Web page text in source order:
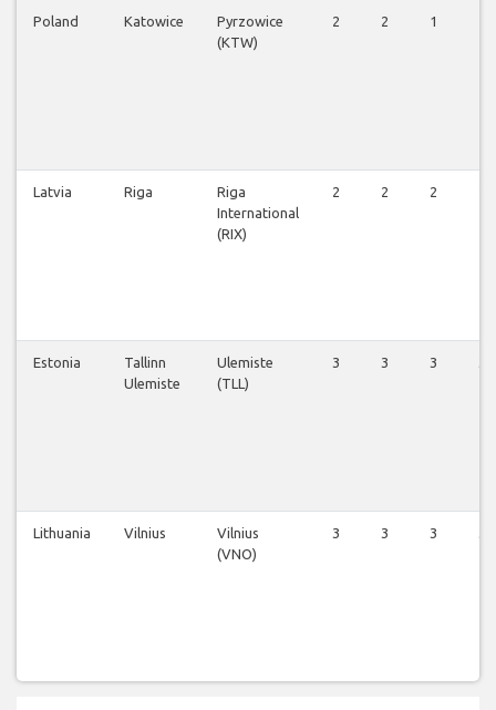
Poland Katowice
Pyrzowice
(KTW)
2 2 1
Latvia Riga
Riga
International
(RIX)
2 2 2
Estonia
Tallinn
Ulemiste
Ulemiste
(TLL)
3 3 3
Lithuania Vilnius
Vilnius
(VNO)
3 3 3